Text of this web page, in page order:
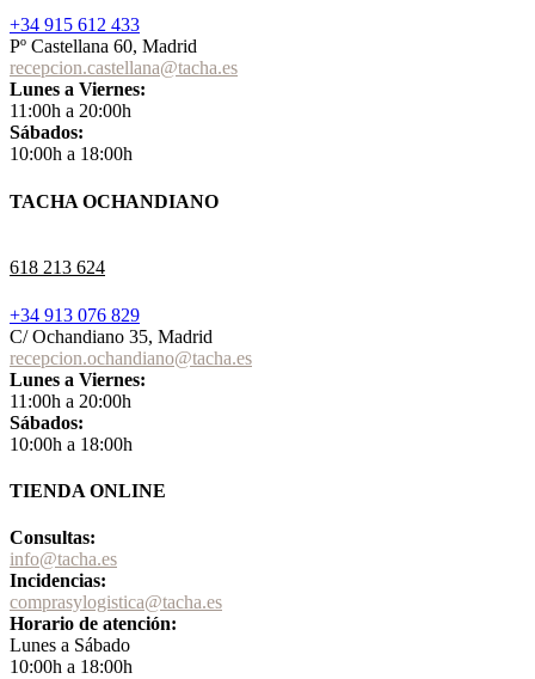
+34 915 612 433
Pº Castellana 60, Madrid
recepcion.castellana@tacha.es
Lunes a Viernes:
11:00h a 20:00h
Sábados:
10:00h a 18:00h
TACHA OCHANDIANO
618 213 624
+34 913 076 829
C/ Ochandiano 35, Madrid
recepcion.ochandiano@tacha.es
Lunes a Viernes:
11:00h a 20:00h
Sábados:
10:00h a 18:00h
TIENDA ONLINE
Consultas:
info@tacha.es
Incidencias:
comprasylogistica@tacha.es
Horario de atención:
Lunes a Sábado
10:00h a 18:00h